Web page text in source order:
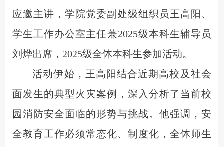
应邀主讲，学院党委副处级组织员王高阳、
学生工作办公室主任兼2025级本科生辅导员
刘烨出席，2025级全体本科生参加活动。
活动伊始，王高阳结合近期高校及社会
面发生的典型火灾案例，深入分析了当前校
园消防安全面临的形势与挑战。他强调，安
全教育工作必须常态化、制度化，全体师生